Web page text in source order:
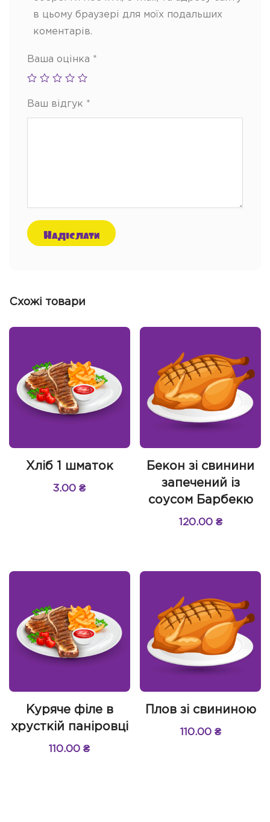
в цьому браузері для моїх подальших
коментарів.
Ваша оцінка *
Ваш відгук *
Схожі товари
Хліб 1 шматок
3.00₴
Бекон зі свинини
запечений із
соусом Барбекю
120.00 ₴
Куряче філе в
хрусткій паніровці
110.00₴
Плов зі свининою
110.00 ₴